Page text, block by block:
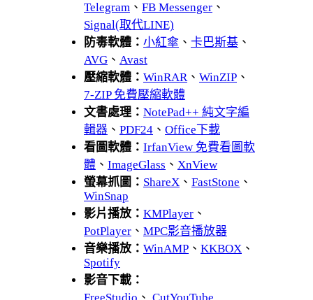
Telegram 、 FB Messenger 、
Signal(取代LINE)
防毒軟體： 小紅傘 、 卡巴斯基 、
AVG 、 Avast
壓縮軟體： WinRAR、 WinZIP 、
7-ZIP 免費壓縮軟體
文書處理： NotePad++ 純文字編
輯器 、 PDF24 、 Office下載
看圖軟體： IrfanView 免費看圖軟
體 、 ImageGlass 、 XnView
螢幕抓圖： ShareX 、 FastStone 、
WinSnap
影片播放： KMPlayer 、
PotPlayer 、 MPC影音播放器
音樂播放： WinAMP 、 KKBOX 、
Spotify
影音下載：